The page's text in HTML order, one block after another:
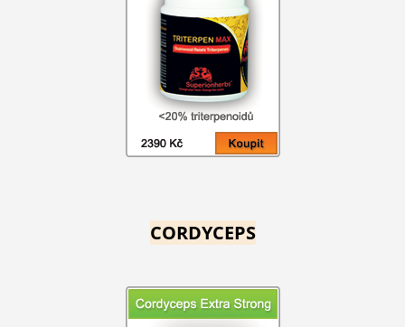
CORDYCEPS